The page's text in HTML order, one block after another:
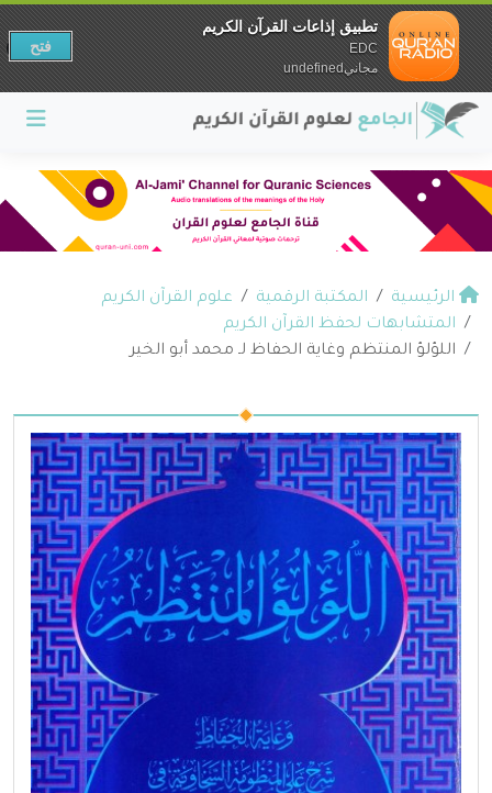
الرئيسية المكتبة الرقمية
علوم القرآن الكريم
المتشابهات لحفظ القرآن الكريم
اللؤلؤ المنتظم وغاية الحفاظ لـ محمد أبو الخير
تطبيق إذاعات القرآن الكريم
EDC
مجانيundefined
فتح